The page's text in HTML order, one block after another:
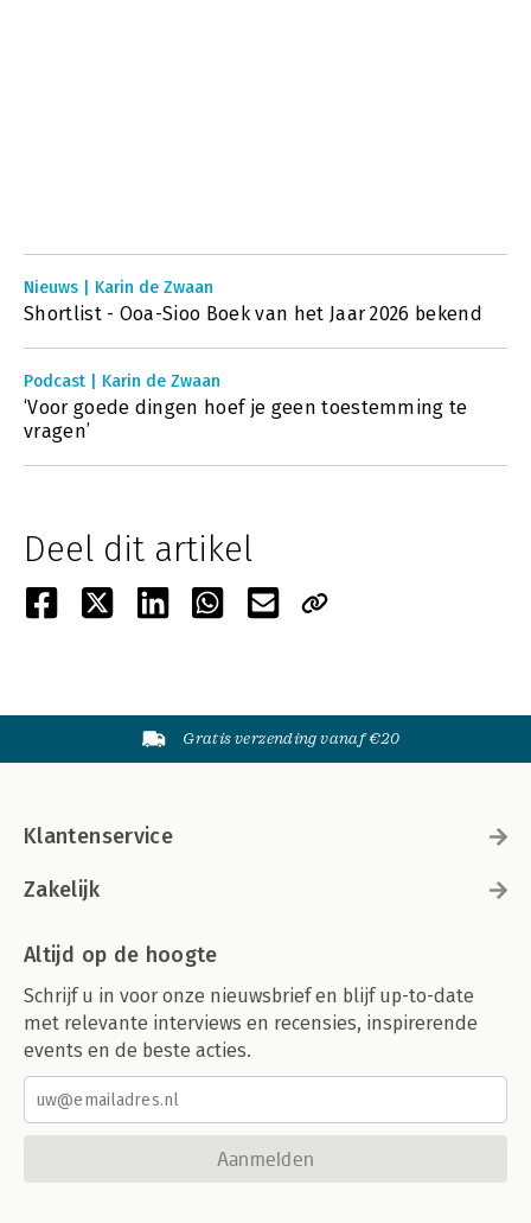
Nieuws | Karin de Zwaan
Shortlist - Ooa-Sioo Boek van het Jaar 2026 bekend
Podcast | Karin de Zwaan
‘Voor goede dingen hoef je geen toestemming te
vragen’
Deel dit artikel
Gratis verzending vanaf €20
Klantenservice
Zakelijk
Altijd op de hoogte
Schrijf u in voor onze nieuwsbrief en blijf up-to-date
met relevante interviews en recensies, inspirerende
events en de beste acties.
Aanmelden